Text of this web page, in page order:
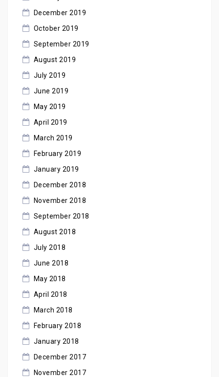
December 2019
October 2019
September 2019
August 2019
July 2019
June 2019
May 2019
April 2019
March 2019
February 2019
January 2019
December 2018
November 2018
September 2018
August 2018
July 2018
June 2018
May 2018
April 2018
March 2018
February 2018
January 2018
December 2017
November 2017